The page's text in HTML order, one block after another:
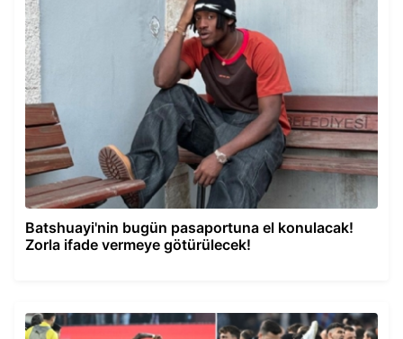
Batshuayi'nin bugün pasaportuna el konulacak!
Zorla ifade vermeye götürülecek!